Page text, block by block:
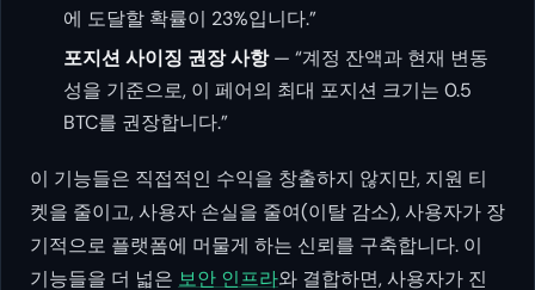
에 도달할 확률이 23%입니다.”
포지션 사이징 권장 사항— “계정 잔액과 현재 변동
성을 기준으로, 이 페어의 최대 포지션 크기는 0.5
BTC를 권장합니다.”
이 기능들은 직접적인 수익을 창출하지 않지만, 지원 티
켓을 줄이고, 사용자 손실을 줄여(이탈 감소), 사용자가 장
기적으로 플랫폼에 머물게 하는 신뢰를 구축합니다. 이
기능들을 더 넓은 보안 인프라와 결합하면, 사용자가 진